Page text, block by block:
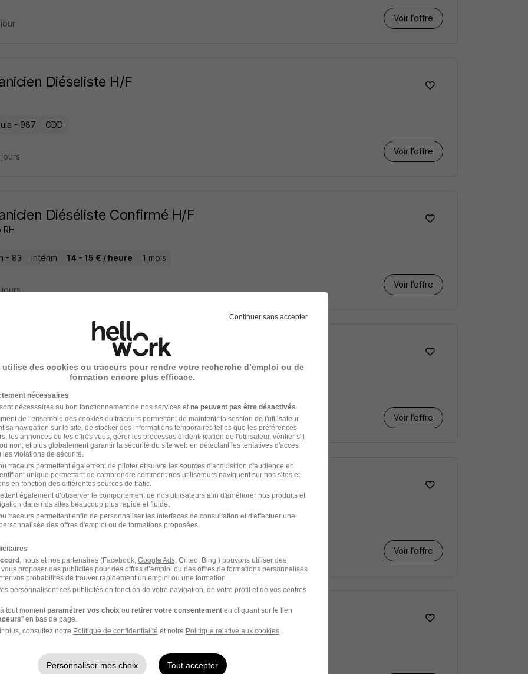
Voir l’offre
Diéseliste H/F
- 987 CDD
Voir l’offre
Diéséliste Confirmé H/F
RH
- 83 Intérim 14 - 15 € / heure 1 mois
Voir l’offre
de Maintenance - Diéséliste H/F
- 50
Voir l’offre
Diéséliste H/F
29 CDI
Voir l’offre
jours
Dieseliste H/F
Intérim 2 000 - 2 900 € / mois 6 mois
Continuer sans accepter
utilise des cookies ou traceurs pour rendre votre recherche d’emploi ou de
formation encore plus efficace.
nécessaires
nécessaires au bon fonctionnement de nos services et ne peuvent pas être désactivés
de l'ensemble des cookies ou traceurspermettant de maintenir la session de l'utilisateur
sa navigation sur le site, de stocker des informations temporaires telles que les préférences
les annonces ou les offres vues, gérer les processus d'identification de l'utilisateur, vérifier s'il
non, et plus globalement garantir la sécurité du site web en détectant les tentatives d'accès
violations de sécurité.
traceurs permettent également de piloter et suivre les sources d'acquisition d'audience en
unique permettant de comprendre comment nos utilisateurs naviguent sur nos sites et
en fonction des différentes sources de trafic.
également d’observer le comportement de nos utilisateurs afin d'améliorer nos produits et
dans nos sites beaucoup plus rapide et fluide.
traceurs permettent enfin de personnaliser les interfaces de consultation et d'effectuer une
des offres d'emploi ou de formations proposées.
, nous et nos partenaires (Facebook, Google Ads, Critéo, Bing,) pouvons utiliser des
proposer des publicités pour des offres d’emploi ou des offres de formations personnalisés
vos probabilités de trouver rapidement un emploi ou une formation.
personnalisent ces publicités en fonction de votre navigation, de votre profil et de vos centres
tout moment paramétrer vos choix ou retirer votre consentementen cliquant sur le lien
" en bas de page.
plus, consultez notre Politique de confidentialité et notre Politique relative aux cookies.
Personnaliser mes choix Tout accepter